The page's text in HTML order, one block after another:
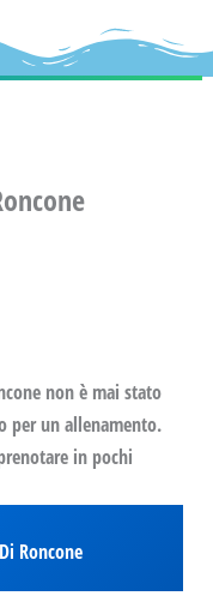
non è mai stato
per un allenamento.
in pochi
Roncone